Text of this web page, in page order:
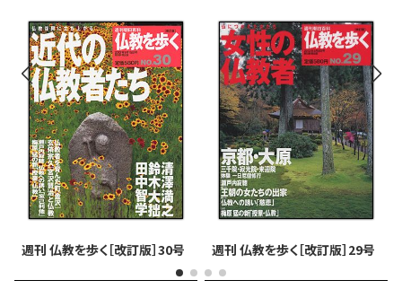
週刊 仏教を歩く［改訂版］30号 週刊 仏教を歩く［改訂版］29号